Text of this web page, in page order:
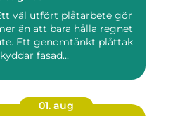
väl utfört plåtarbete gör
än att bara hålla regnet
Ett genomtänkt plåttak
fasad...
01. aug